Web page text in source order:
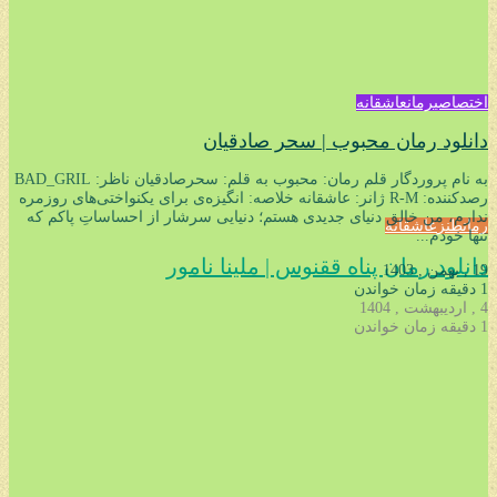
رمانطنزعاشقانه
دانلود رمان پناه ققنوس | ملینا نامور
4 , اردیبهشت , 1404
1 دقیقه زمان خواندن
اختصاصیرمانعاشقانه
دانلود رمان محبوب | سحر صادقیان
به نام پروردگار قلم رمان: محبوب به قلم: سحرصادقیان ناظر: BAD_GRIL
رﺻﺪﮐﻨﻨﺪه: R-M ژانر: عاشقانه خلاصه: انگیزه‌ی برای یکنواختی‌های روزمره
ندارم، من خالق دنیای جدیدی هستم؛ دنیایی سرشار از احساساتِ پاکم که
تنها خودم...
19 , بهمن , 1403
1 دقیقه زمان خواندن